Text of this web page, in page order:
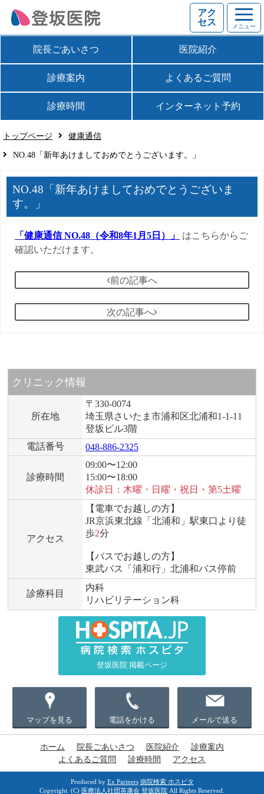
アク
セス
メニュー
院長ごあいさつ 医院紹介
診療案内 よくあるご質問
診療時間 インターネット予約
トップページ
健康通信
NO.48「新年あけましておめでとうございます。」
NO.48「新年あけましておめでとうございま
す。」
「健康通信 NO.48（令和8年1月5日）」
はこちらからご
確認いただけます。
前の記事へ
次の記事へ
クリニック情報
所在地
〒330-0074
埼玉県さいたま市浦和区北浦和1-1-11
登坂ビル3階
電話番号
048-886-2325
診療時間
09:00〜12:00
15:00〜18:00
休診日：木曜・日曜・祝日・第5土曜
アクセス
【電車でお越しの方】
JR京浜東北線「北浦和」駅東口より徒
歩2分
【バスでお越しの方】
東武バス「浦和行」北浦和バス停前
診療科目
内科
リハビリテーション科
登坂医院 掲載ページ
マップを見る 電話をかける メールで送る
ホーム 院長ごあいさつ 医院紹介
診療案内
よくあるご質問
診療時間 アクセス
Produced by Ex Partners 病院検索 ホスピタ
Copyright. (C) 医療法人社団英康会 登坂医院 All Rights Reserved.